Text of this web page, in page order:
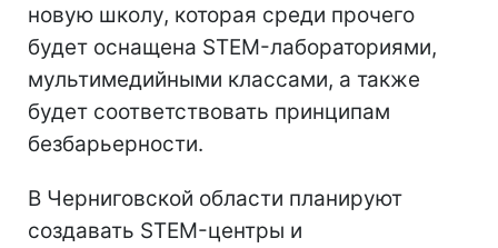
новую школу, которая среди прочего
будет оснащена STEM-лабораториями,
мультимедийными классами, а также
будет соответствовать принципам
безбарьерности.
В Черниговской области планируют
создавать STEM-центры и